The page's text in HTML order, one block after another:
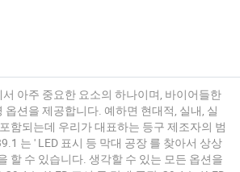
아주 중요한 요소의 하나이며, 바이어들한
옵션을 제공합니다. 예하면 현대적, 실내, 실
함되는데 우리가 대표하는 등구 제조자의 범
는 ' LED 표시 등 막대 공장 를 찾아서 상상
할 수 있습니다. 생각할 수 있는 모든 옵션을